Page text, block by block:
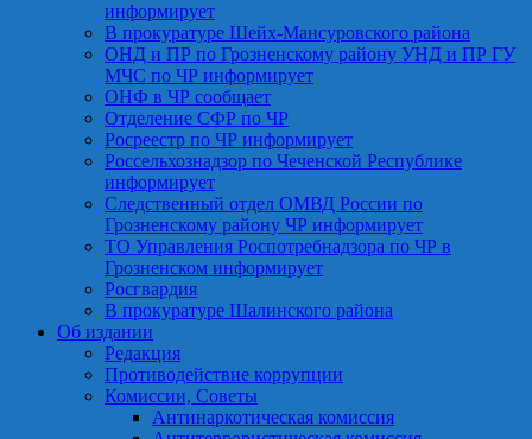
информирует
В прокуратуре Шейх-Мансуровского района
ОНД и ПР по Грозненскому району УНД и ПР ГУ
МЧС по ЧР информирует
ОНФ в ЧР сообщает
Отделение СФР по ЧР
Росреестр по ЧР информирует
Россельхознадзор по Чеченской Республике
информирует
Следственный отдел ОМВД России по
Грозненскому району ЧР информирует
ТО Управления Роспотребнадзора по ЧР в
Грозненском информирует
Росгвардия
В прокуратуре Шалинского района
Об издании
Редакция
Противодействие коррупции
Комиссии, Советы
Антинаркотическая комиссия